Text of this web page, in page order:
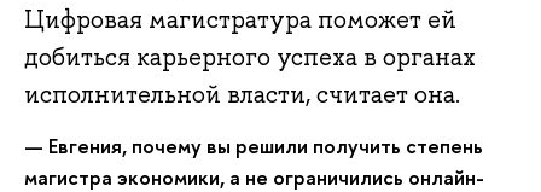
Цифровая магистратура поможет ей
добиться карьерного успеха в органах
исполнительной власти, считает она.
— Евгения, почему вы решили получить степень
магистра экономики, а не ограничились онлайн-